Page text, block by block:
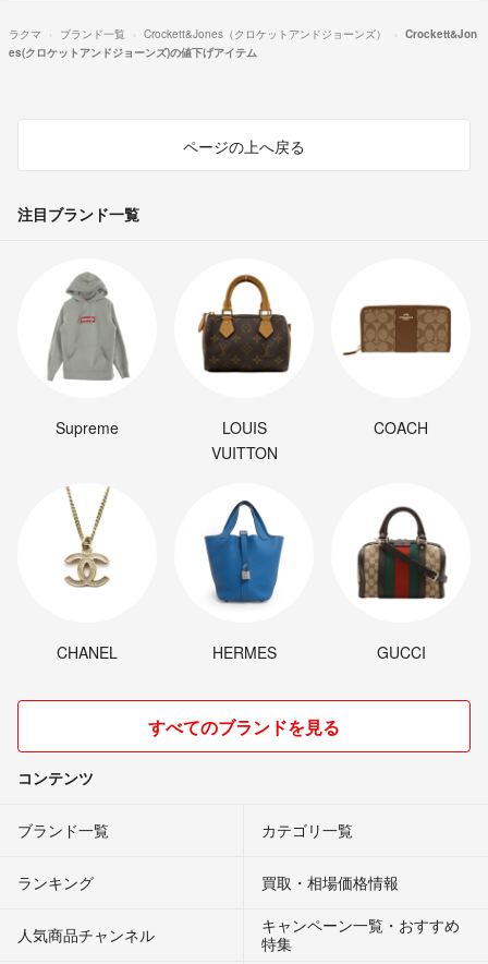
ラクマ ブランド一覧 Crockett&Jones（クロケットアンドジョーンズ）
Crockett&Jon
es(クロケットアンドジョーンズ)の値下げアイテム
ページの上へ戻る
注目ブランド一覧
Supreme
LOUIS
VUITTON
COACH
CHANEL HERMES GUCCI
すべてのブランドを見る
コンテンツ
ブランド一覧 カテゴリ一覧
ランキング 買取・相場価格情報
人気商品チャンネル
キャンペーン一覧・おすすめ
特集